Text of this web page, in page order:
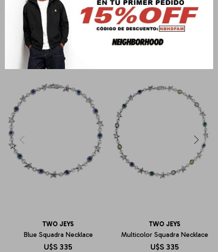
PRODUCTOS QUE TE PUEDEN INTERESAR
TWO JEYS
Blue Squadra Necklace
U$S 335
TWO JEYS
Multicolor Squadra Necklace
U$S 335